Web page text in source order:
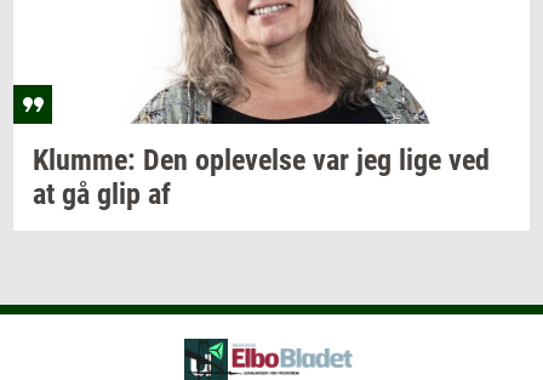
Klum­me: Den op­le­vel­se var jeg lige ved
at gå glip af